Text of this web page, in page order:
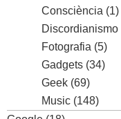
Consciència (1)
Discordianismo
Fotografia (5)
Gadgets (34)
Geek (69)
Music (148)